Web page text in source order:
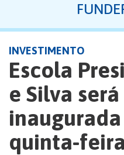
INVESTIMENTO
Escola
e Silva
quinta-feira